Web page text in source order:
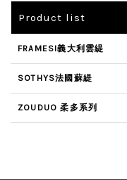
Product list
FRAMESI義大利雲緹
SOTHYS法國蘇緹
ZOUDUO 柔多系列